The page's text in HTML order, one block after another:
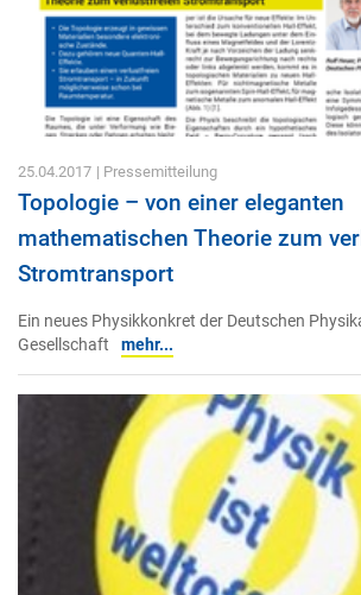
25.04.2017 | Pressemitteilung
Topologie – von einer eleganten
mathematischen Theorie zum
Stromtransport
Ein neues Physikkonkret der Deutschen
Gesellschaft
mehr...